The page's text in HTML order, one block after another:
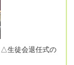
退任式の